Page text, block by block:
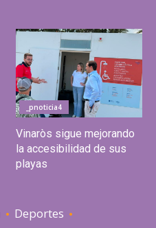
_pnoticia4
Vinaròs sigue mejorando
la accesibilidad de sus
playas
Deportes